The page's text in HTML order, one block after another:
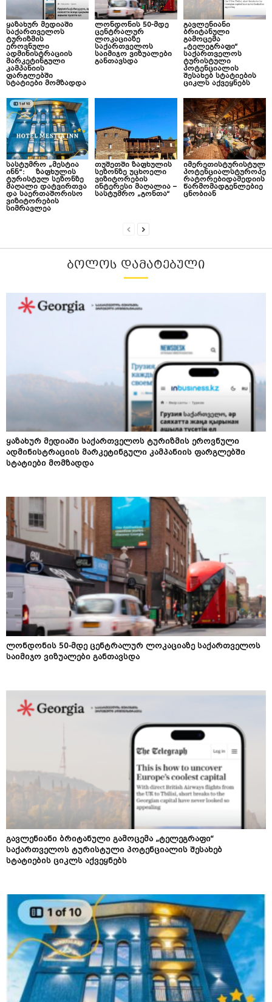
ყაზახურ მედიაში
საქართველოს
ტურიზმის
ეროვნული
ადმინისტრაციის
მარკეტინგული
კამპანიის
ფარგლებში
სტატიები მომზადდა
ლონდონის 50-მდე
ცენტრალურ
ლოკაციაზე
საქართველოს
საიმიჯო ვიზუალები
განთავსდა
გავლენიანი
ბრიტანული
გამოცემა
„ტელეგრაფი“
საქართველოს
ტურისტული
პოტენციალის
შესახებ სტატიების
ციკლს აქვეყნებს
სასტუმრო „მესტია
ინნ“: ზაფხულის
ტურისტულ სეზონზე
მაღალი დატვირთვა
და საერთაშორისო
ვიზიტორების
სიმრავლეა
თუშეთში ზაფხულის
სეზონზე უცხოელი
ვიზიტორების
ინტერესი მაღალია –
სასტუმრო „გონთა“
იმერეთისტურისტულ
პოტენციალსტუროპე
რატორებიდამედიის
წარმომადგენლებიე
ცნობიან
ᲑᲝᲚᲝᲡ ᲓᲐᲛᲐᲢᲔᲑᲣᲚᲘ
ყაზახურ მედიაში საქართველოს ტურიზმის ეროვნული
ადმინისტრაციის მარკეტინგული კამპანიის ფარგლებში
სტატიები მომზადდა
ლონდონის 50-მდე ცენტრალურ ლოკაციაზე საქართველოს
საიმიჯო ვიზუალები განთავსდა
გავლენიანი ბრიტანული გამოცემა „ტელეგრაფი“
საქართველოს ტურისტული პოტენციალის შესახებ
სტატიების ციკლს აქვეყნებს